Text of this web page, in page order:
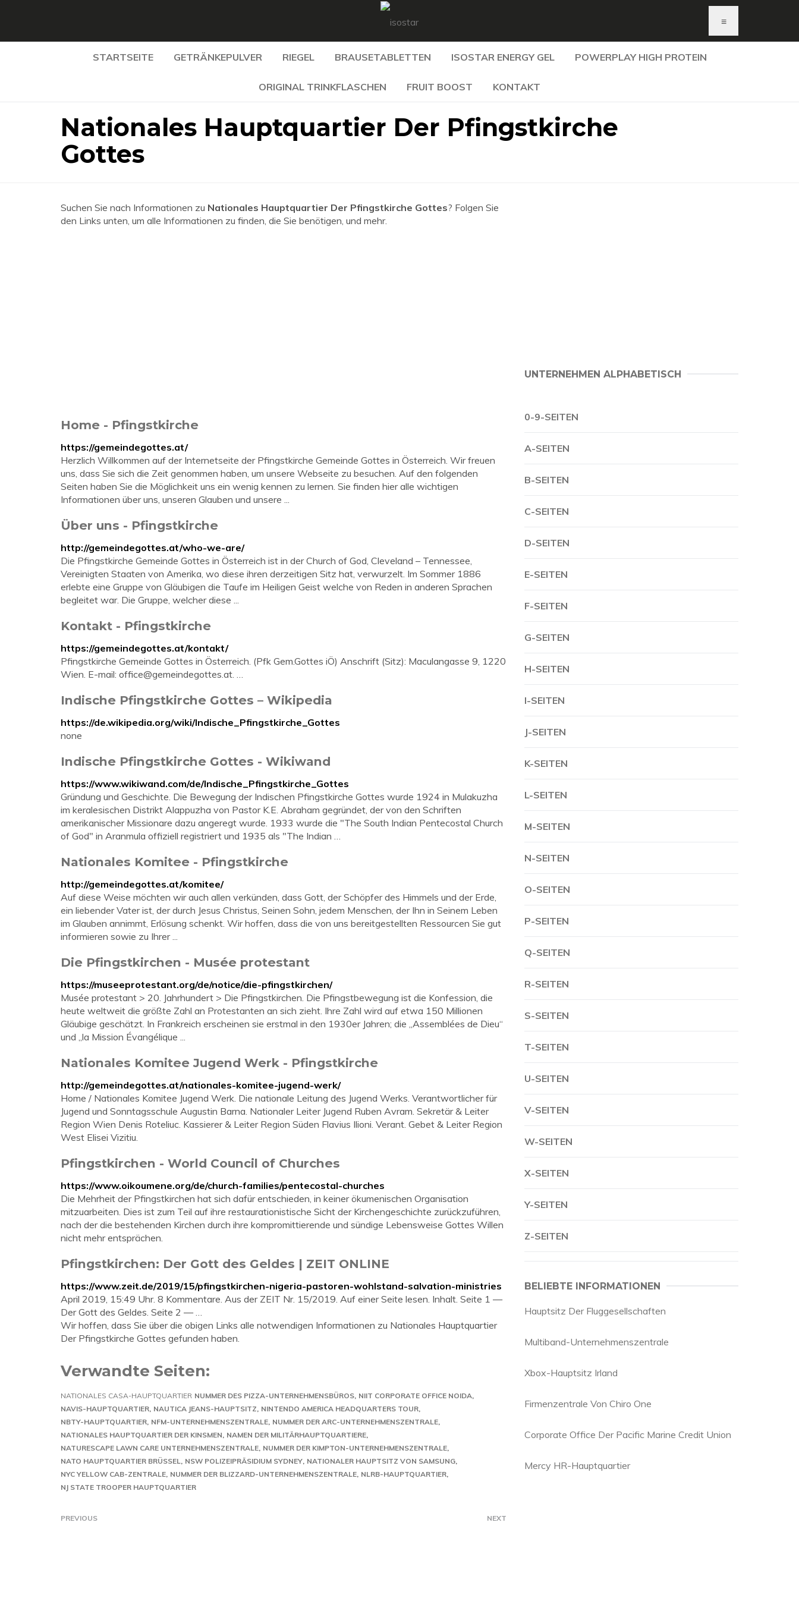
≡
STARTSEITE GETRÄNKEPULVER RIEGEL BRAUSETABLETTEN ISOSTAR ENERGY GEL POWERPLAY HIGH PROTEIN
ORIGINAL TRINKFLASCHEN FRUIT BOOST KONTAKT
Nationales Hauptquartier Der Pfingstkirche
Gottes
Suchen Sie nach Informationen zu Nationales Hauptquartier Der Pfingstkirche Gottes? Folgen Sie
den Links unten, um alle Informationen zu finden, die Sie benötigen, und mehr.
Home - Pfingstkirche
https://gemeindegottes.at/
Herzlich Willkommen auf der Internetseite der Pfingstkirche Gemeinde Gottes in Österreich. Wir freuen
uns, dass Sie sich die Zeit genommen haben, um unsere Webseite zu besuchen. Auf den folgenden
Seiten haben Sie die Möglichkeit uns ein wenig kennen zu lernen. Sie finden hier alle wichtigen
Informationen über uns, unseren Glauben und unsere ...
Über uns - Pfingstkirche
http://gemeindegottes.at/who-we-are/
Die Pfingstkirche Gemeinde Gottes in Österreich ist in der Church of God, Cleveland – Tennessee,
Vereinigten Staaten von Amerika, wo diese ihren derzeitigen Sitz hat, verwurzelt. Im Sommer 1886
erlebte eine Gruppe von Gläubigen die Taufe im Heiligen Geist welche von Reden in anderen Sprachen
begleitet war. Die Gruppe, welcher diese ...
Kontakt - Pfingstkirche
https://gemeindegottes.at/kontakt/
Pfingstkirche Gemeinde Gottes in Österreich. (Pfk Gem.Gottes iÖ) Anschrift (Sitz): Maculangasse 9, 1220
Wien. E-mail: office@gemeindegottes.at. …
Indische Pfingstkirche Gottes – Wikipedia
https://de.wikipedia.org/wiki/Indische_Pfingstkirche_Gottes
none
Indische Pfingstkirche Gottes - Wikiwand
https://www.wikiwand.com/de/Indische_Pfingstkirche_Gottes
Gründung und Geschichte. Die Bewegung der Indischen Pfingstkirche Gottes wurde 1924 in Mulakuzha
im keralesischen Distrikt Alappuzha von Pastor K.E. Abraham gegründet, der von den Schriften
amerikanischer Missionare dazu angeregt wurde. 1933 wurde die "The South Indian Pentecostal Church
of God" in Aranmula offiziell registriert und 1935 als "The Indian …
Nationales Komitee - Pfingstkirche
http://gemeindegottes.at/komitee/
Auf diese Weise möchten wir auch allen verkünden, dass Gott, der Schöpfer des Himmels und der Erde,
ein liebender Vater ist, der durch Jesus Christus, Seinen Sohn, jedem Menschen, der Ihn in Seinem Leben
im Glauben annimmt, Erlösung schenkt. Wir hoffen, dass die von uns bereitgestellten Ressourcen Sie gut
informieren sowie zu Ihrer ...
Die Pfingstkirchen - Musée protestant
https://museeprotestant.org/de/notice/die-pfingstkirchen/
Musée protestant > 20. Jahrhundert > Die Pfingstkirchen. Die Pfingstbewegung ist die Konfession, die
heute weltweit die größte Zahl an Protestanten an sich zieht. Ihre Zahl wird auf etwa 150 Millionen
Gläubige geschätzt. In Frankreich erscheinen sie erstmal in den 1930er Jahren; die „Assemblées de Dieu“
und „la Mission Évangélique ...
Nationales Komitee Jugend Werk - Pfingstkirche
http://gemeindegottes.at/nationales-komitee-jugend-werk/
Home / Nationales Komitee Jugend Werk. Die nationale Leitung des Jugend Werks. Verantwortlicher für
Jugend und Sonntagsschule Augustin Barna. Nationaler Leiter Jugend Ruben Avram. Sekretär & Leiter
Region Wien Denis Roteliuc. Kassierer & Leiter Region Süden Flavius Ilioni. Verant. Gebet & Leiter Region
West Elisei Vizitiu.
Pfingstkirchen - World Council of Churches
https://www.oikoumene.org/de/church-families/pentecostal-churches
Die Mehrheit der Pfingstkirchen hat sich dafür entschieden, in keiner ökumenischen Organisation
mitzuarbeiten. Dies ist zum Teil auf ihre restaurationistische Sicht der Kirchengeschichte zurückzuführen,
nach der die bestehenden Kirchen durch ihre kompromittierende und sündige Lebensweise Gottes Willen
nicht mehr entsprächen.
Pfingstkirchen: Der Gott des Geldes | ZEIT ONLINE
https://www.zeit.de/2019/15/pfingstkirchen-nigeria-pastoren-wohlstand-salvation-ministries
April 2019, 15:49 Uhr. 8 Kommentare. Aus der ZEIT Nr. 15/2019. Auf einer Seite lesen. Inhalt. Seite 1 —
Der Gott des Geldes. Seite 2 — …
Wir hoffen, dass Sie über die obigen Links alle notwendigen Informationen zu Nationales Hauptquartier
Der Pfingstkirche Gottes gefunden haben.
Verwandte Seiten:
NATIONALES CASA-HAUPTQUARTIER NUMMER DES PIZZA-UNTERNEHMENSBÜROS NIIT CORPORATE OFFICE NOIDA
NAVIS-HAUPTQUARTIER NAUTICA JEANS-HAUPTSITZ NINTENDO AMERICA HEADQUARTERS TOUR
NBTY-HAUPTQUARTIER NFM-UNTERNEHMENSZENTRALE NUMMER DER ARC-UNTERNEHMENSZENTRALE
NATIONALES HAUPTQUARTIER DER KINSMEN NAMEN DER MILITÄRHAUPTQUARTIERE
NATURESCAPE LAWN CARE UNTERNEHMENSZENTRALE NUMMER DER KIMPTON-UNTERNEHMENSZENTRALE
NATO HAUPTQUARTIER BRÜSSEL NSW POLIZEIPRÄSIDIUM SYDNEY NATIONALER HAUPTSITZ VON SAMSUNG
NYC YELLOW CAB-ZENTRALE NUMMER DER BLIZZARD-UNTERNEHMENSZENTRALE NLRB-HAUPTQUARTIER
NJ STATE TROOPER HAUPTQUARTIER
PREVIOUS NEXT
UNTERNEHMEN ALPHABETISCH
0-9-SEITEN
A-SEITEN
B-SEITEN
C-SEITEN
D-SEITEN
E-SEITEN
F-SEITEN
G-SEITEN
H-SEITEN
I-SEITEN
J-SEITEN
K-SEITEN
L-SEITEN
M-SEITEN
N-SEITEN
O-SEITEN
P-SEITEN
Q-SEITEN
R-SEITEN
S-SEITEN
T-SEITEN
U-SEITEN
V-SEITEN
W-SEITEN
X-SEITEN
Y-SEITEN
Z-SEITEN
BELIEBTE INFORMATIONEN
Hauptsitz Der Fluggesellschaften
Multiband-Unternehmenszentrale
Xbox-Hauptsitz Irland
Firmenzentrale Von Chiro One
Corporate Office Der Pacific Marine Credit Union
Mercy HR-Hauptquartier